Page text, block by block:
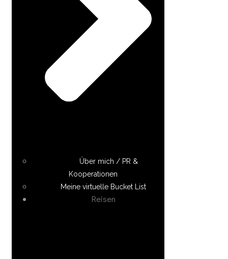
Über mich / PR &
Kooperationen
Meine virtuelle Bucket List
Reisen